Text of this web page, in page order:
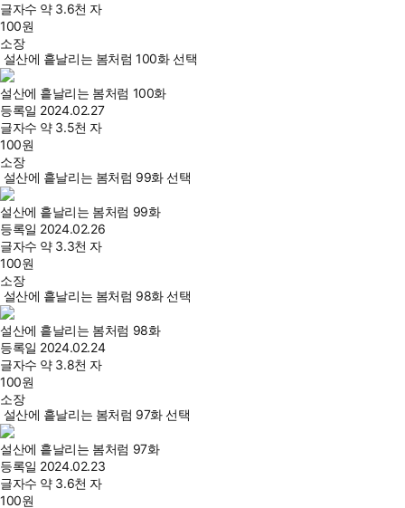
글자수 약 3.6천 자
100원
소장
설산에 흩날리는 봄처럼 100화 선택
설산에 흩날리는 봄처럼 100화
등록일 2024.02.27
글자수 약 3.5천 자
100원
소장
설산에 흩날리는 봄처럼 99화 선택
설산에 흩날리는 봄처럼 99화
등록일 2024.02.26
글자수 약 3.3천 자
100원
소장
설산에 흩날리는 봄처럼 98화 선택
설산에 흩날리는 봄처럼 98화
등록일 2024.02.24
글자수 약 3.8천 자
100원
소장
설산에 흩날리는 봄처럼 97화 선택
설산에 흩날리는 봄처럼 97화
등록일 2024.02.23
글자수 약 3.6천 자
100원